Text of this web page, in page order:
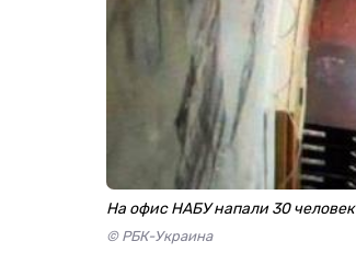
На офис НАБУ напали 30 человек
© РБК-Украина